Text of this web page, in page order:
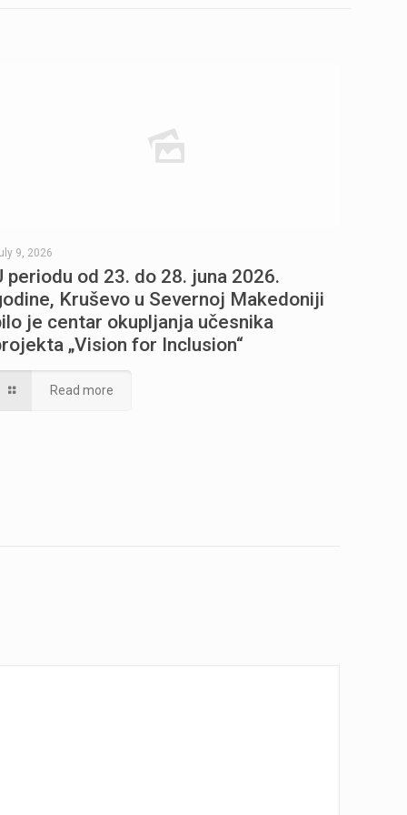
9, 2026
periodu od 23. do 28. juna 2026.
Kruševo u Severnoj Makedoniji
je centar okupljanja učesnika
„Vision for Inclusion“
Read more